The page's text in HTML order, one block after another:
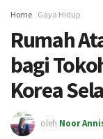
Home Gaya Hidup
Rumah
bagi
Korea
oleh Noor